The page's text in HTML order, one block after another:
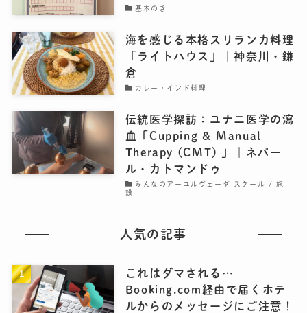
基本のき
海を感じる本格スリランカ料理
「ライトハウス」｜神奈川・鎌
倉
カレー・インド料理
伝統医学探訪：ユナニ医学の瀉
血「Cupping & Manual
Therapy (CMT) 」｜ネパー
ル・カトマンドゥ
みんなのアーユルヴェーダ スクール / 施
設
人気の記事
これはダマされる…
Booking.com経由で届くホテ
ルからのメッセージにご注意！